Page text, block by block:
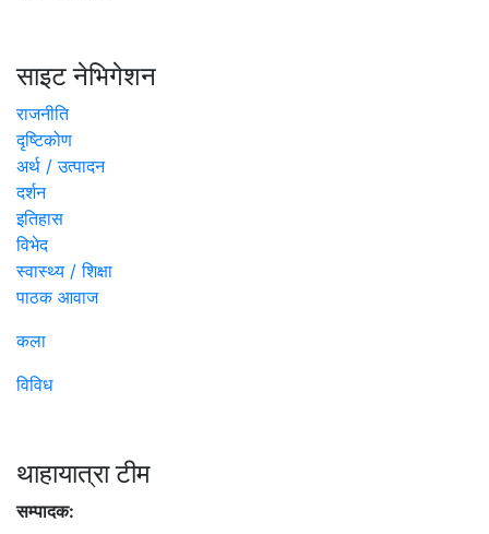
साइट नेभिगेशन
राजनीति
दृष्टिकोण
अर्थ / उत्पादन
दर्शन
इतिहास
विभेद
स्वास्थ्य / शिक्षा
पाठक आवाज
कला
विविध
थाहायात्रा टीम
सम्पादक: